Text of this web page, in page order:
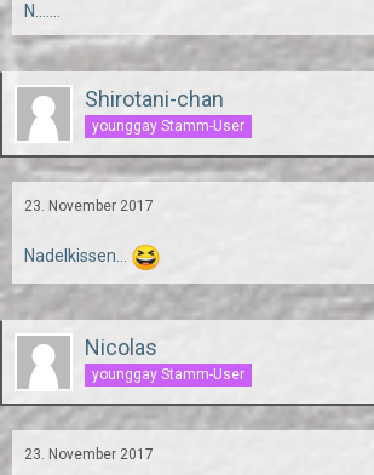
N.......
Shirotani-chan
younggay Stamm-User
23. November 2017
Nadelkissen...
Nicolas
younggay Stamm-User
23. November 2017